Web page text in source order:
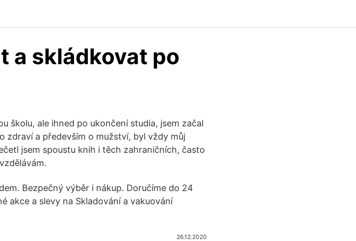
a skládkovat po
školu, ale ihned po ukončení studia, jsem začal
zdraví a především o mužství, byl vždy můj
jsem spoustu knih i těch zahraničních, často
Bezpečný výběr i nákup. Doručíme do 24
akce a slevy na Skladování a vakuování
26.12.2020